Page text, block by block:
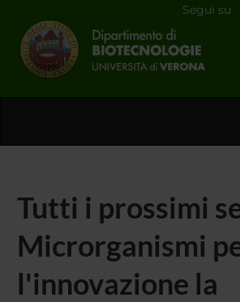
Segui su
Tutti i prossimi
Microrganismi
l'innovazione la